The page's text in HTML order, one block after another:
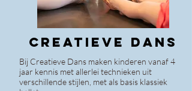
CREATIEve DANS
Bij Creatieve Dans maken kinderen vanaf 4
jaar kennis met allerlei technieken uit
verschillende stijlen, met als basis klassiek